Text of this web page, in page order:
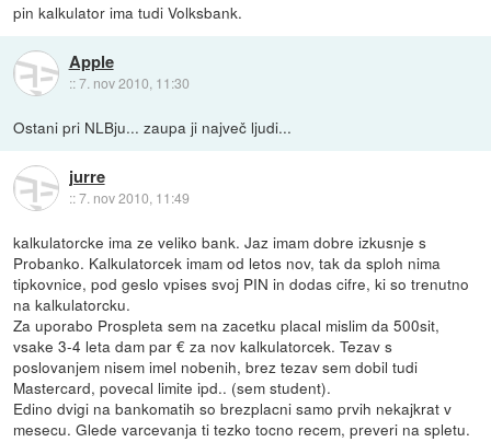
pin kalkulator ima tudi Volksbank.
Apple
::7. nov 2010, 11:30
Ostani pri NLBju... zaupa ji največ ljudi...
jurre
::7. nov 2010, 11:49
kalkulatorcke ima ze veliko bank. Jaz imam dobre izkusnje s
Probanko. Kalkulatorcek imam od letos nov, tak da sploh nima
tipkovnice, pod geslo vpises svoj PIN in dodas cifre, ki so trenutno
na kalkulatorcku.
Za uporabo Prospleta sem na zacetku placal mislim da 500sit,
vsake 3-4 leta dam par € za nov kalkulatorcek. Tezav s
poslovanjem nisem imel nobenih, brez tezav sem dobil tudi
Mastercard, povecal limite ipd.. (sem student).
Edino dvigi na bankomatih so brezplacni samo prvih nekajkrat v
mesecu. Glede varcevanja ti tezko tocno recem, preveri na spletu.